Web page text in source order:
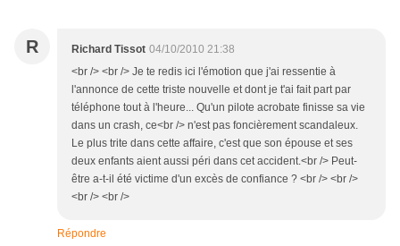
R Richard Tissot 04/10/2010 21:38
<br /> <br /> Je te redis ici l'émotion que j'ai ressentie à
l'annonce de cette triste nouvelle et dont je t'ai fait part par
téléphone tout à l'heure... Qu'un pilote acrobate finisse sa vie
dans un crash, ce<br /> n'est pas foncièrement scandaleux.
Le plus trite dans cette affaire, c'est que son épouse et ses
deux enfants aient aussi péri dans cet accident.<br /> Peut-
être a-t-il été victime d'un excès de confiance ? <br /> <br />
<br /> <br />
Répondre